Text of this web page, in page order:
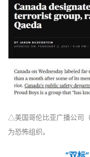
△美国哥伦比亚广播公司
为恐怖组织。